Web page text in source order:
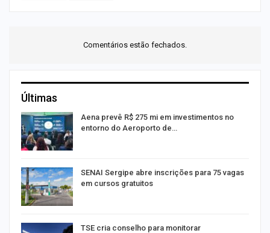
Comentários estão fechados.
Últimas
Aena prevê R$ 275 mi em investimentos no
entorno do Aeroporto de…
SENAI Sergipe abre inscrições para 75 vagas
em cursos gratuitos
TSE cria conselho para monitorar